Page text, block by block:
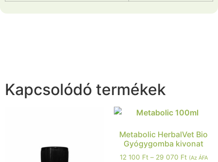
Kapcsolódó termékek
Metabolic HerbalVet Bio
Gyógygomba kivonat
12 100 Ft – 29 070 Ft (Az ÁFA